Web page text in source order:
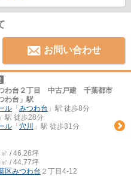
お問い合わせ
わ台２丁目 中古戸建 千葉都市
わ台」駅
ル 「 みつわ台 」駅 徒歩8分
」駅 徒歩28分
ル 「 穴川
」駅 徒歩31分
/ 46.26坪
/ 44.77坪
区みつわ台 ２丁目4-12